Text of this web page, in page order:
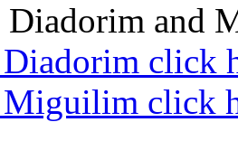
Diadorim and
click
Miguilim click